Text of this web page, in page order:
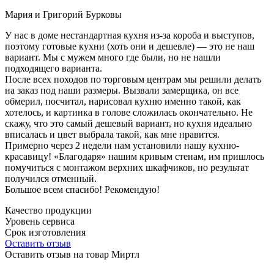
Мария и Григорий Бурковы
У нас в доме нестандартная кухня из-за короба и выступов,
поэтому готовые кухни (хоть они и дешевле) — это не наш
вариант. Мы с мужем много где были, но не нашли
подходящего варианта.
После всех походов по торговым центрам мы решили делать
на заказ под наши размеры. Вызвали замерщика, он все
обмерил, посчитал, нарисовал кухню именно такой, как
хотелось, и картинка в голове сложилась окончательно. Не
скажу, что это самый дешевый вариант, но кухня идеально
вписалась и цвет выбрала такой, как мне нравится.
Примерно через 2 недели нам установили нашу кухню-
красавицу! «Благодаря» нашим кривым стенам, им пришлось
помучиться с монтажом верхних шкафчиков, но результат
получился отменный.
Большое всем спасибо! Рекомендую!
Качество продукции
Уровень сервиса
Срок изготовления
Оставить отзыв
Оставить отзыв на товар Миртл